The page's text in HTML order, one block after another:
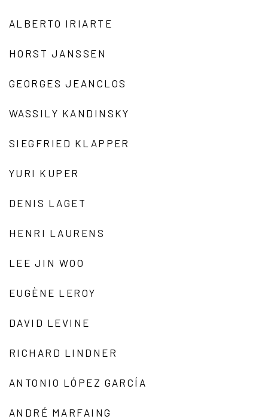
ALBERTO IRIARTE
HORST JANSSEN
GEORGES JEANCLOS
WASSILY KANDINSKY
SIEGFRIED KLAPPER
YURI KUPER
DENIS LAGET
HENRI LAURENS
LEE JIN WOO
EUGÈNE LEROY
DAVID LEVINE
RICHARD LINDNER
ANTONIO LÓPEZ GARCÍA
ANDRÉ MARFAING